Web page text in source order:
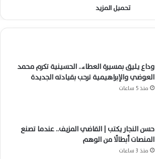
تحميل المزيد
وداع يليق بمسيرة العطاء.. الحسينية تكرم محمد
العوضي والإبراهيمية ترحب بقيادته الجديدة
منذ 5 ساعات
حسن النجار يكتب | القاضي المزيف.. عندما تصنع
المنصات أبطالًا من الوهم
منذ 3 ساعات